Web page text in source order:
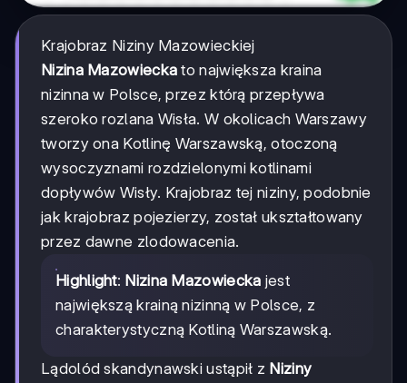
Krajobraz Niziny Mazowieckiej
Nizina Mazowiecka to największa kraina
nizinna w Polsce, przez którą przepływa
szeroko rozlana Wisła. W okolicach Warszawy
tworzy ona Kotlinę Warszawską, otoczoną
wysoczyznami rozdzielonymi kotlinami
dopływów Wisły. Krajobraz tej niziny, podobnie
jak krajobraz pojezierzy, został ukształtowany
przez dawne zlodowacenia.
Highlight: Nizina Mazowiecka jest
największą krainą nizinną w Polsce, z
charakterystyczną Kotliną Warszawską.
Lądolód skandynawski ustąpił z Niziny